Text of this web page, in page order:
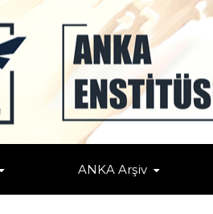
ANKA Arşiv
RAPORU: TÜRKİYE